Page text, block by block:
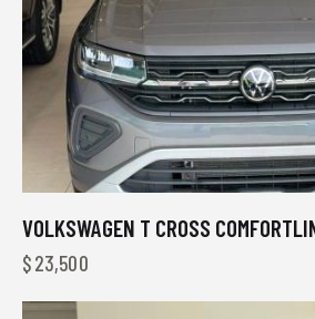
VOLKSWAGEN T CROSS
$23,500